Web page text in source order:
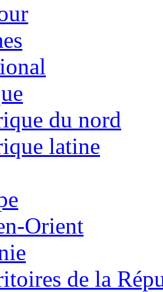
du nord
latine
Orient
de la